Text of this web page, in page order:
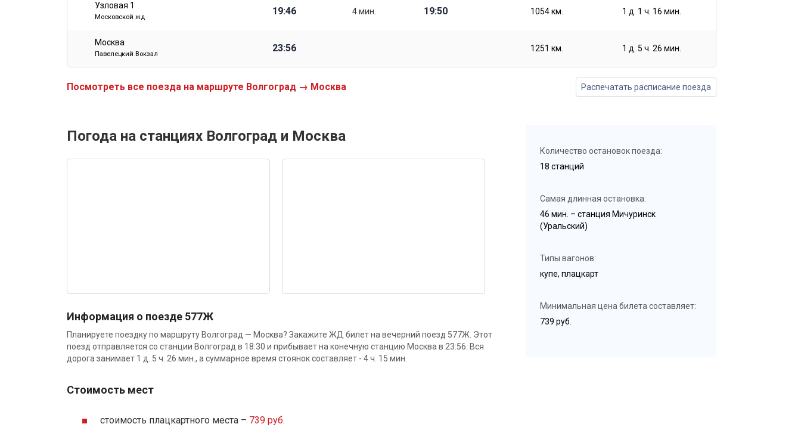
Узловая 1
Московской жд
19:46 4 мин. 19:50 1054 км. 1 д. 1 ч. 16 мин.
Москва
Павелецкий Вокзал
23:56 1251 км. 1 д. 5 ч. 26 мин.
Посмотреть все поезда на маршруте Волгоград → Москва Распечатать расписание поезда
Погода на станциях Волгоград и Москва
Информация о поезде 577Ж
Планируете поездку по маршруту Волгоград — Москва? Закажите ЖД билет на вечерний поезд 577Ж. Этот
поезд отправляется со станции Волгоград в 18:30 и прибывает на конечную станцию Москва в 23:56. Вся
дорога занимает 1 д. 5 ч. 26 мин., а суммарное время стоянок составляет - 4 ч. 15 мин.
Стоимость мест
стоимость плацкартного места – 739 руб.
Количество остановок поезда:
18 станций
Самая длинная остановка:
46 мин. – станция Мичуринск
(Уральский)
Типы вагонов:
купе, плацкарт
Минимальная цена билета составляет:
739 руб.